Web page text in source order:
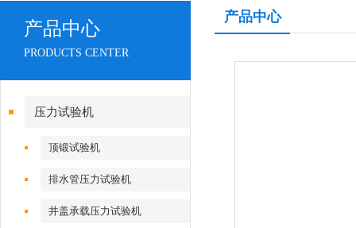
产品中心
PRODUCTS CENTER
压力试验机
顶锻试验机
排水管压力试验机
井盖承载压力试验机
产品中心